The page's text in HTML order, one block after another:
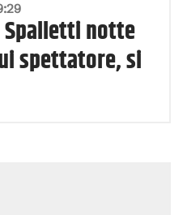
notte
spettatore, si